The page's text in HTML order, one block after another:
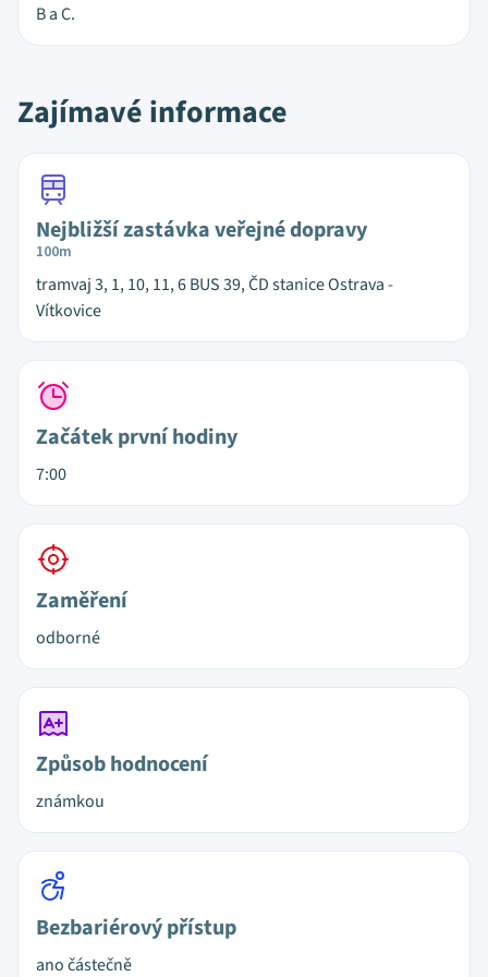
B a C.
Zajímavé informace
Nejbližší zastávka veřejné dopravy
100m
tramvaj 3, 1, 10, 11, 6 BUS 39, ČD stanice Ostrava -
Vítkovice
Začátek první hodiny
7:00
Zaměření
odborné
Způsob hodnocení
známkou
Bezbariérový přístup
ano částečně